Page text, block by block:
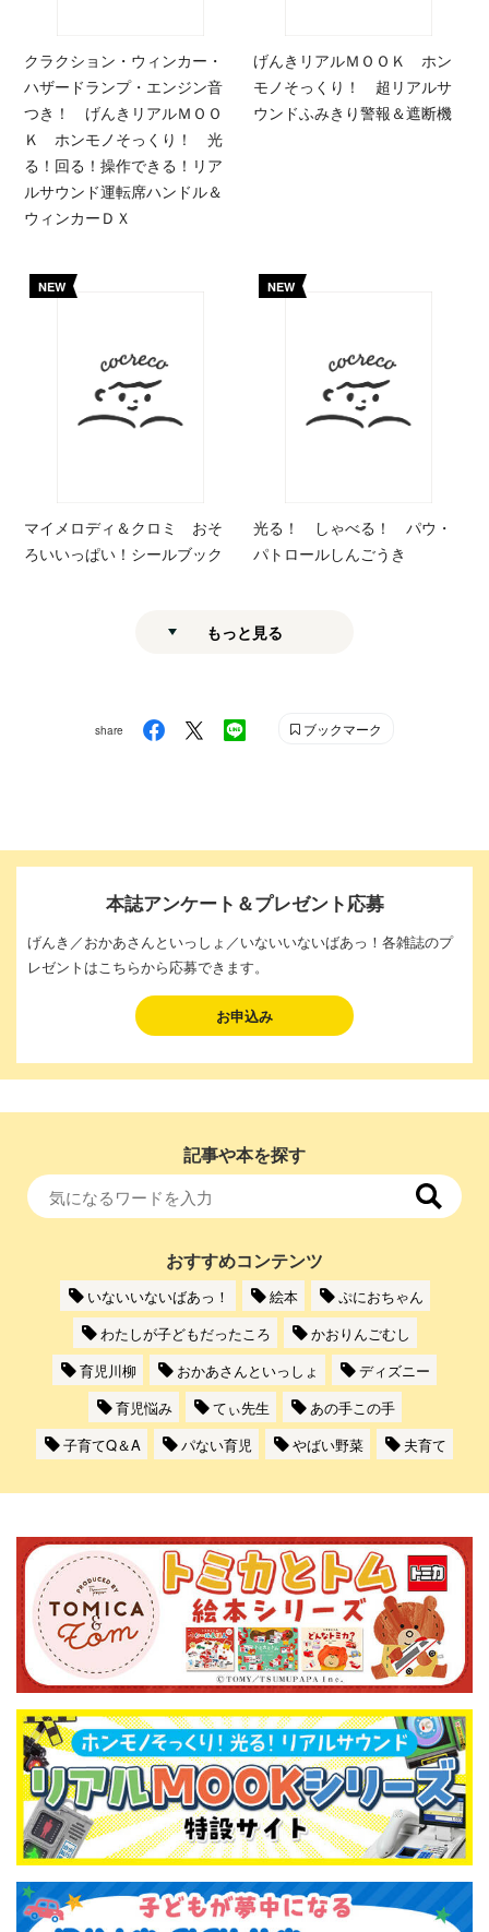
クラクション・ウィンカー・
ハザードランプ・エンジン音
つき！ げんきリアルＭＯＯ
Ｋ ホンモノそっくり！ 光
る！回る！操作できる！リア
ルサウンド運転席ハンドル＆
ウィンカーＤＸ
げんきリアルＭＯＯＫ ホン
モノそっくり！ 超リアルサ
ウンドふみきり警報＆遮断機
NEW
マイメロディ＆クロミ おそ
ろいいっぱい！シールブック
NEW
光る！ しゃべる！ パウ・
パトロールしんごうき
もっと見る
share ブックマーク
本誌アンケート＆プレゼント応募
げんき／おかあさんといっしょ／いないいないばあっ！各雑誌のプ
レゼントはこちらから応募できます。
お申込み
記事や本を探す
おすすめコンテンツ
いないいないばあっ！ 絵本
ぷにおちゃん
わたしが子どもだったころ
かおりんごむし
育児川柳
おかあさんといっしょ
ディズニー
育児悩み
てぃ先生
あの手この手
子育てQ＆A
パない育児 やばい野菜 夫育て